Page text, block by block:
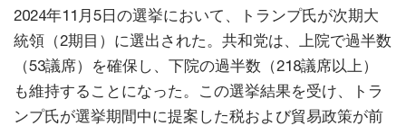
2024年11月5日の選挙において、トランプ氏が次期大
統領（2期目）に選出された。共和党は、上院で過半数
（53議席）を確保し、下院の過半数（218議席以上）
も維持することになった。この選挙結果を受け、トラ
ンプ氏が選挙期間中に提案した税および貿易政策が前